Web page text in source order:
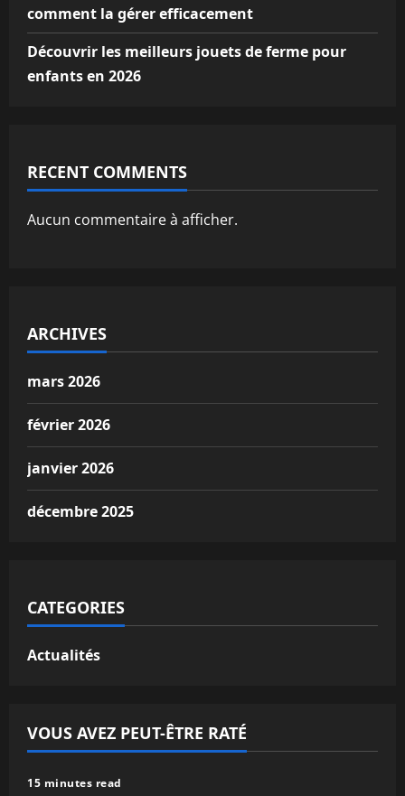
comment la gérer efficacement
Découvrir les meilleurs jouets de ferme pour
enfants en 2026
RECENT COMMENTS
Aucun commentaire à afficher.
ARCHIVES
mars 2026
février 2026
janvier 2026
décembre 2025
CATEGORIES
Actualités
VOUS AVEZ PEUT-ÊTRE RATÉ
15 minutes read